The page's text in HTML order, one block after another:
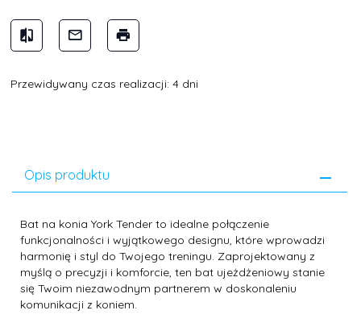
Przewidywany czas realizacji: 4 dni
Opis produktu
Bat na konia York Tender to idealne połączenie
funkcjonalności i wyjątkowego designu, które wprowadzi
harmonię i styl do Twojego treningu. Zaprojektowany z
myślą o precyzji i komforcie, ten bat ujeżdżeniowy stanie
się Twoim niezawodnym partnerem w doskonaleniu
komunikacji z koniem.